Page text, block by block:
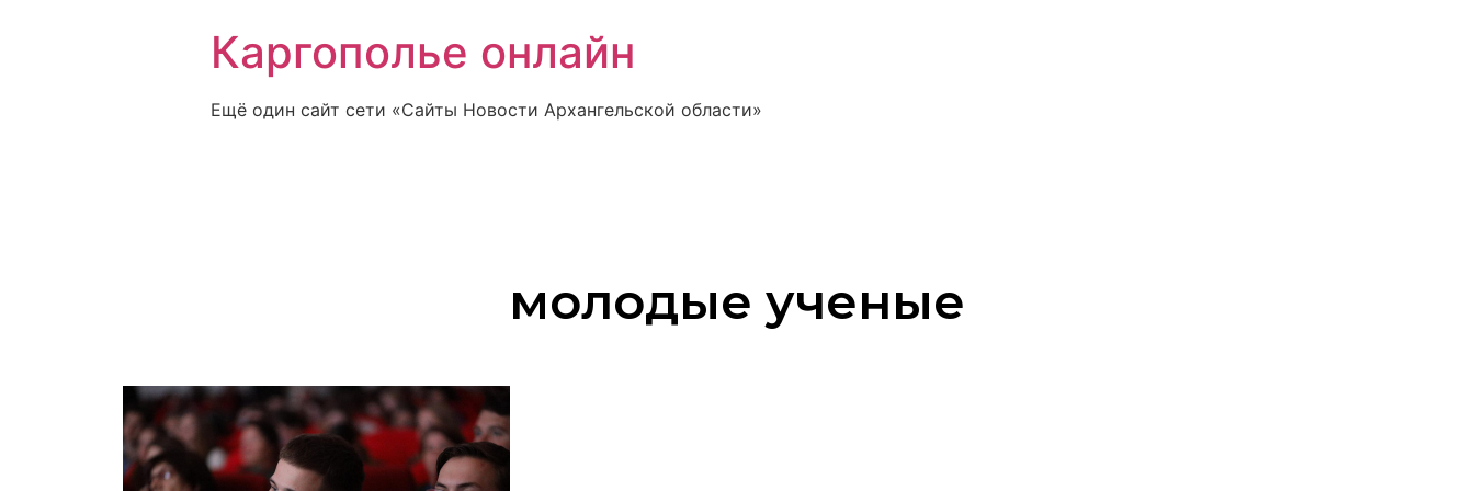
Каргополье онлайн
Ещё один сайт сети «Сайты Новости Архангельской области»
молодые ученые